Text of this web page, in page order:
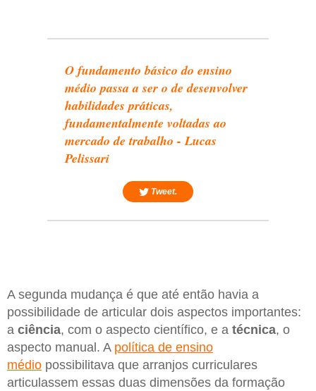
O fundamento básico do ensino
médio passa a ser o de desenvolver
habilidades práticas,
fundamentalmente voltadas ao
mercado de trabalho - Lucas
Pelissari
Tweet.
A segunda mudança é que até então havia a
possibilidade de articular dois aspectos importantes:
a ciência, com o aspecto científico, e a técnica, o
aspecto manual. A política de ensino
médio possibilitava que arranjos curriculares
articulassem essas duas dimensões da formação